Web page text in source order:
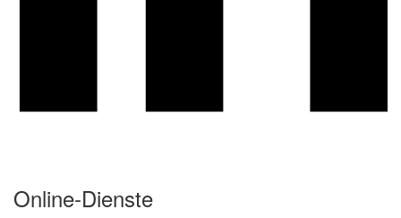
Online-Dienste